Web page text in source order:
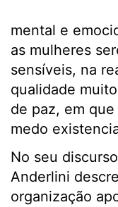
mental e
as mulheres
sensíveis, na
qualidade
de paz, em
medo
No seu
Anderlini
organização